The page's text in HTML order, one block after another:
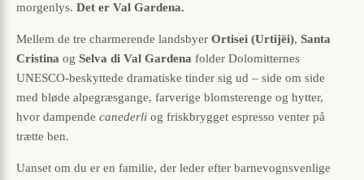
morgenlys. Det er Val Gardena.
Mellem de tre charmerende landsbyer Ortisei (Urtijëi), Santa
Cristina og Selva di Val Gardena folder Dolomitternes
UNESCO-beskyttede dramatiske tinder sig ud – side om side
med bløde alpegræsgange, farverige blomsterenge og hytter,
hvor dampende canederli og friskbrygget espresso venter på
trætte ben.
Uanset om du er en familie, der leder efter barnevognsvenlige